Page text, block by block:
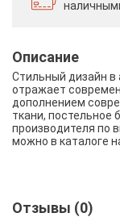
Описание
Стильный дизайн в
отражает
дополнением
ткани, постельное
производителя по
можно в каталоге
Отзывы (0)